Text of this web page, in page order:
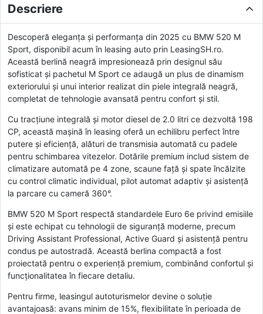
Descriere
Descoperă eleganța și performanța din 2025 cu BMW 520 M
Sport, disponibil acum în leasing auto prin LeasingSH.ro.
Această berlină neagră impresionează prin designul său
sofisticat și pachetul M Sport ce adaugă un plus de dinamism
exteriorului și unui interior realizat din piele integrală neagră,
completat de tehnologie avansată pentru confort și stil.
Cu tracțiune integrală și motor diesel de 2.0 litri ce dezvoltă 198
CP, această mașină în leasing oferă un echilibru perfect între
putere și eficiență, alături de transmisia automată cu padele
pentru schimbarea vitezelor. Dotările premium includ sistem de
climatizare automată pe 4 zone, scaune față și spate încălzite
cu control climatic individual, pilot automat adaptiv și asistență
la parcare cu cameră 360°.
BMW 520 M Sport respectă standardele Euro 6e privind emisiile
și este echipat cu tehnologii de siguranță moderne, precum
Driving Assistant Professional, Active Guard și asistență pentru
condus pe autostradă. Această berlina compactă a fost
proiectată pentru o experiență premium, combinând confortul și
funcționalitatea în fiecare detaliu.
Pentru firme, leasingul autoturismelor devine o soluție
avantajoasă: avans minim de 15%, flexibilitate în perioada de